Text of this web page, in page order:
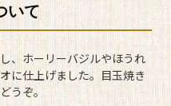
いて
、ホーリーバジルやほうれ
に仕上げました。目玉焼き
うぞ。